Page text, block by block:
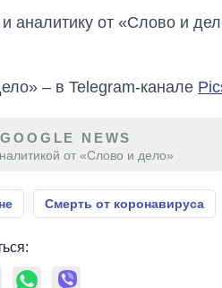
аналитику от «Слово и
– в Telegram-канале
NEWS
от «Слово и дело»
Смерть от коронавируса